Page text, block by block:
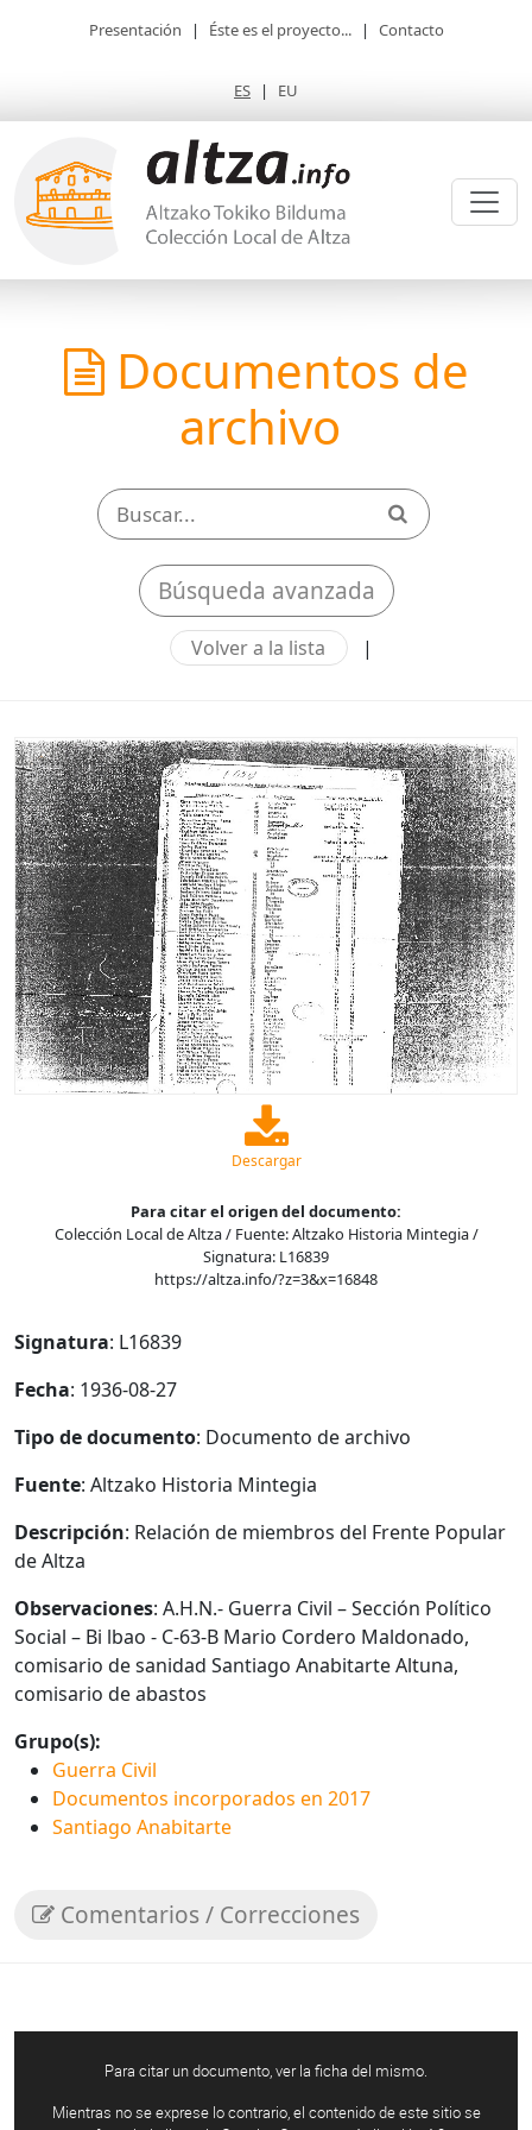
Presentación | Éste es el proyecto... | Contacto
ES | EU
Documentos de
archivo
Búsqueda avanzada
Volver a la lista |
Descargar
Para citar el origen del documento:
Colección Local de Altza / Fuente: Altzako Historia Mintegia /
Signatura: L16839
https://altza.info/?z=3&x=16848
Signatura: L16839
Fecha: 1936-08-27
Tipo de documento: Documento de archivo
Fuente: Altzako Historia Mintegia
Descripción: Relación de miembros del Frente Popular
de Altza
Observaciones: A.H.N.- Guerra Civil – Sección Político
Social – Bi lbao - C-63-B Mario Cordero Maldonado,
comisario de sanidad Santiago Anabitarte Altuna,
comisario de abastos
Grupo(s):
Guerra Civil
Documentos incorporados en 2017
Santiago Anabitarte
Comentarios / Correcciones
Para citar un documento, ver la ficha del mismo.
Mientras no se exprese lo contrario, el contenido de este sitio se